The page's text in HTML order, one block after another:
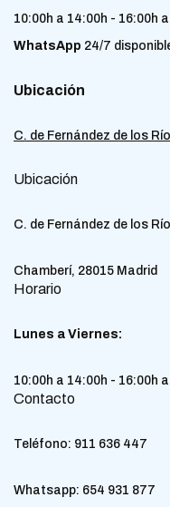
10:00h a 14:00h - 16:00h
WhatsApp 24/7
Ubicación
C. de Fernández de los
Ubicación
C. de Fernández de los
Chamberí, 28015 Madrid
Horario
Lunes a Viernes:
10:00h a 14:00h - 16:00h
Contacto
Teléfono: 911 636 447
Whatsapp: 654 931 877